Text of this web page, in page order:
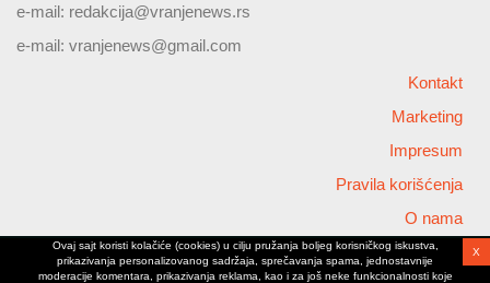
e-mail: redakcija@vranjenews.rs
e-mail: vranjenews@gmail.com
Kontakt
Marketing
Impresum
Pravila korišćenja
O nama
Copyright © 2026 Vranjenews
All rights reserved
Ovaj sajt koristi kolačiće (cookies) u cilju pružanja boljeg korisničkog iskustva,
prikazivanja personalizovanog sadržaja, sprečavanja spama, jednostavnije
moderacije komentara, prikazivanja reklama, kao i za još neke funkcionalnosti koje
X